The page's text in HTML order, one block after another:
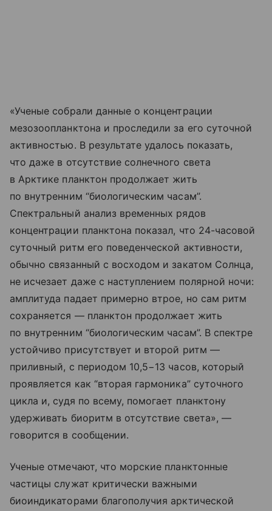
«Ученые собрали данные о концентрации
мезозоопланктона и проследили за его суточной
активностью. В результате удалось показать,
что даже в отсутствие солнечного света
в Арктике планктон продолжает жить
по внутренним “биологическим часам”.
Спектральный анализ временных рядов
концентрации планктона показал, что 24-часовой
суточный ритм его поведенческой активности,
обычно связанный с восходом и закатом Солнца,
не исчезает даже с наступлением полярной ночи:
амплитуда падает примерно втрое, но сам ритм
сохраняется — планктон продолжает жить
по внутренним “биологическим часам”. В спектре
устойчиво присутствует и второй ритм —
приливный, с периодом 10,5−13 часов, который
проявляется как “вторая гармоника” суточного
цикла и, судя по всему, помогает планктону
удерживать биоритм в отсутствие света», —
говорится в сообщении.
Ученые отмечают, что морские планктонные
частицы служат критически важными
биоиндикаторами благополучия арктической